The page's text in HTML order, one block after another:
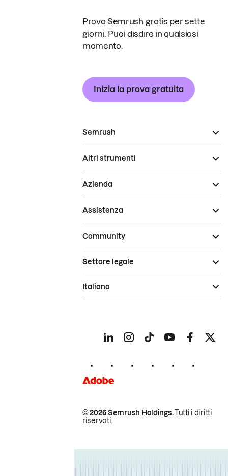
Prova Semrush gratis per sette
giorni. Puoi disdire in qualsiasi
momento.
Inizia la prova gratuita
Semrush
Altri strumenti
Azienda
Assistenza
Community
© 2026 Semrush Holdings.Tutti i diritti
riservati.
Settore legale
Italiano